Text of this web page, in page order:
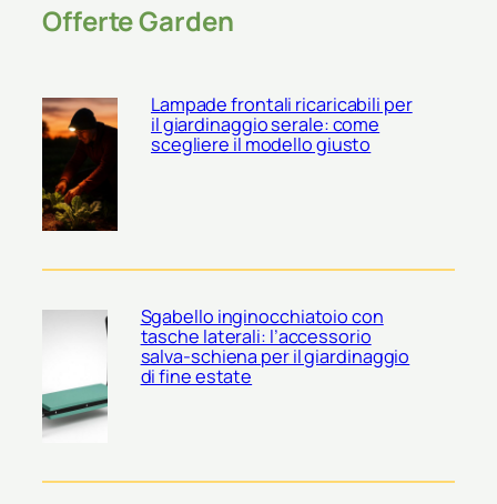
Offerte Garden
Lampade frontali ricaricabili per
il giardinaggio serale: come
scegliere il modello giusto
Sgabello inginocchiatoio con
tasche laterali: l’accessorio
salva-schiena per il giardinaggio
di fine estate